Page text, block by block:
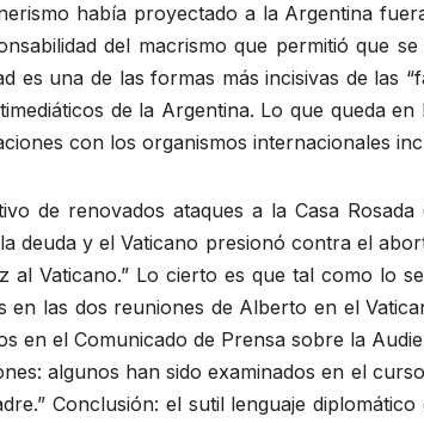
había proyectado a la Argentina
del macrismo que permitió que
es una de las formas más incisivas de las
de la Argentina. Lo que queda
con los organismos internacionales
de renovados ataques a la Casa Rosada
deuda y el Vaticano presionó contra el
al Vaticano.” Lo cierto es que tal como lo
en las dos reuniones de Alberto en el
en el Comunicado de Prensa sobre la
algunos han sido examinados en el
Conclusión: el sutil lenguaje